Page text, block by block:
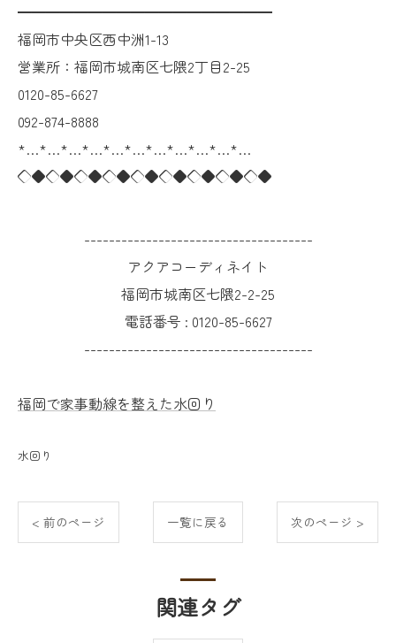
━━━━━━━━━━━━━━━━━━
福岡市中央区西中洲1-13
営業所：福岡市城南区七隈2丁目2-25
0120-85-6627
092-874-8888
*…*…*…*…*…*…*…*…*…*…*…
◇◆◇◆◇◆◇◆◇◆◇◆◇◆◇◆◇◆
-------------------------------------
アクアコーディネイト
福岡市城南区七隈2-2-25
電話番号 : 0120-85-6627
-------------------------------------
福岡で家事動線を整えた水回り
水回り
< 前のページ 一覧に戻る 次のページ >
関連タグ